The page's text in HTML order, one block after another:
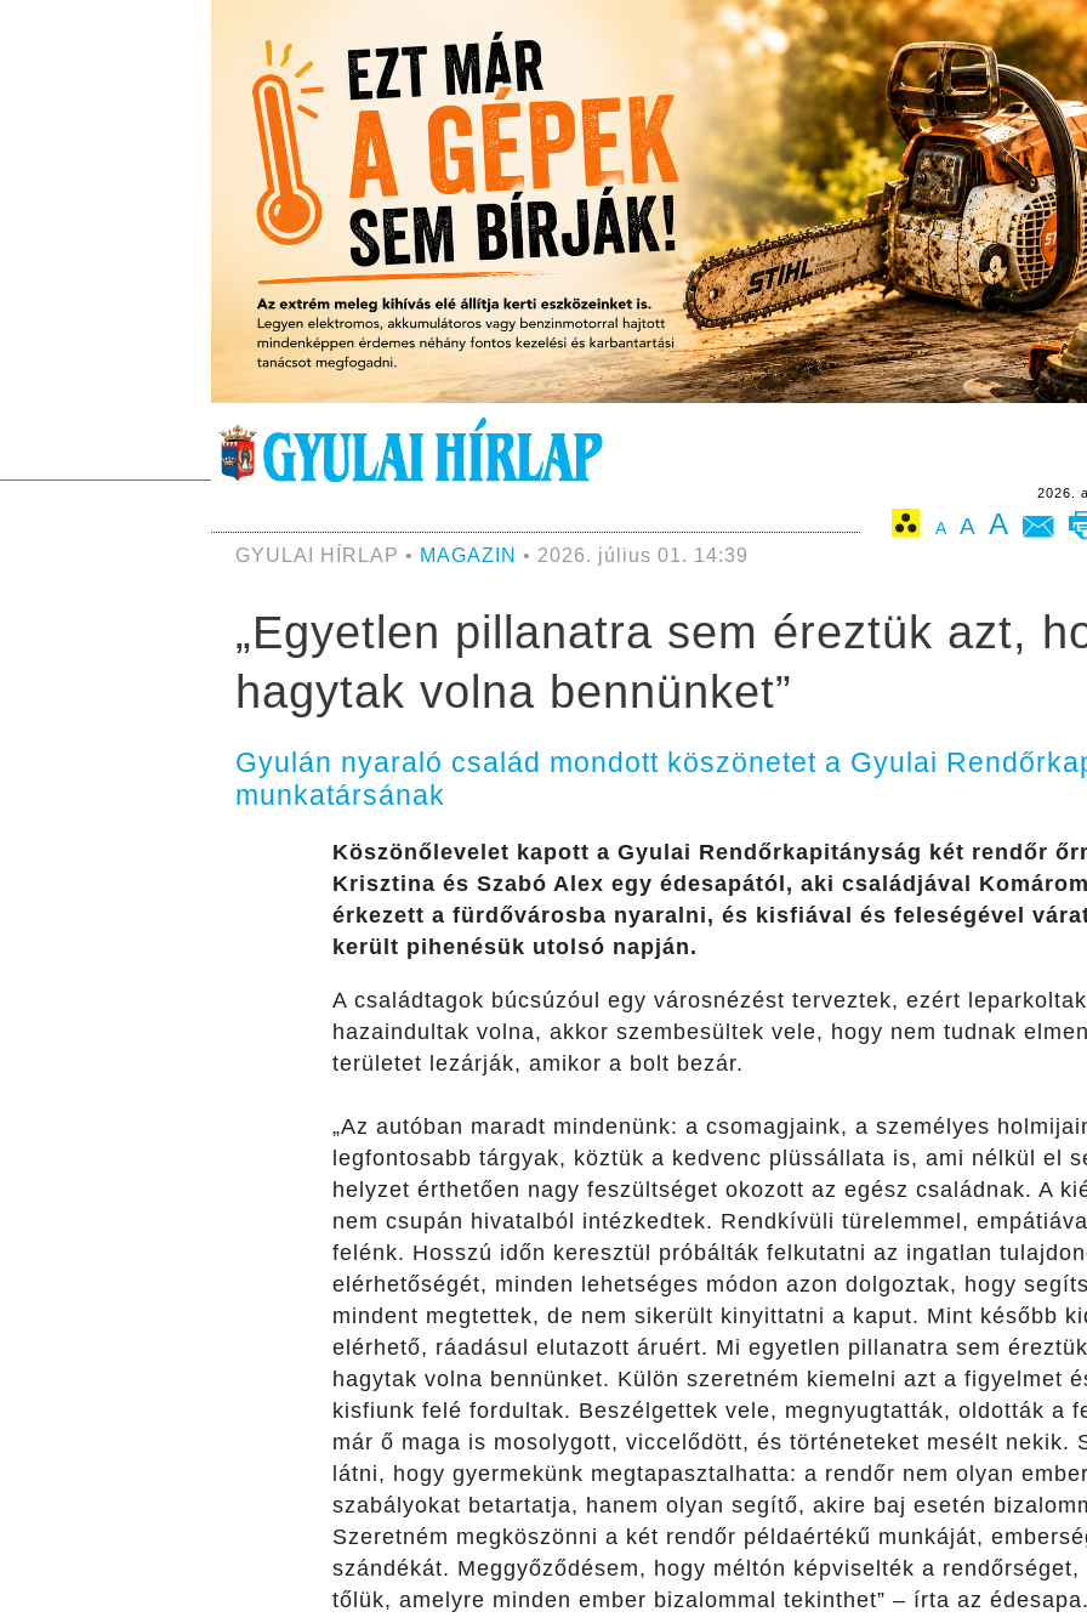
2026.
A A A
GYULAI HÍRLAP • MAGAZIN • 2026. július 01. 14:39
„Egyetlen pillanatra sem éreztük azt,
hagytak volna bennünket”
Gyulán nyaraló család mondott köszönetet a Gyulai
munkatársának
Köszönőlevelet kapott a Gyulai Rendőrkapitányság két rendőr
Krisztina és Szabó Alex egy édesapától, aki családjával
érkezett a fürdővárosba nyaralni, és kisfiával és feleségével
került pihenésük utolsó napján.
A családtagok búcsúzóul egy városnézést terveztek, ezért
hazaindultak volna, akkor szembesültek vele, hogy nem tudnak
területet lezárják, amikor a bolt bezár.
„Az autóban maradt mindenünk: a csomagjaink, a személyes
legfontosabb tárgyak, köztük a kedvenc plüssállata is, ami nélkül el
helyzet érthetően nagy feszültséget okozott az egész családnak. A
nem csupán hivatalból intézkedtek. Rendkívüli türelemmel,
felénk. Hosszú időn keresztül próbálták felkutatni az ingatlan
elérhetőségét, minden lehetséges módon azon dolgoztak, hogy
mindent megtettek, de nem sikerült kinyittatni a kaput. Mint később
elérhető, ráadásul elutazott áruért. Mi egyetlen pillanatra sem
hagytak volna bennünket. Külön szeretném kiemelni azt a figyelmet
kisfiunk felé fordultak. Beszélgettek vele, megnyugtatták, oldották a
már ő maga is mosolygott, viccelődött, és történeteket mesélt nekik.
látni, hogy gyermekünk megtapasztalhatta: a rendőr nem olyan
szabályokat betartatja, hanem olyan segítő, akire baj esetén
Szeretném megköszönni a két rendőr példaértékű munkáját,
szándékát. Meggyőződésem, hogy méltón képviselték a
tőlük, amelyre minden ember bizalommal tekinthet” – írta az édesapa.